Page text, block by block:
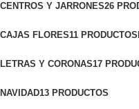
CENTROS Y JARRONES26
CAJAS FLORES11 PRODUCTOS
LETRAS Y CORONAS17
NAVIDAD13 PRODUCTOS